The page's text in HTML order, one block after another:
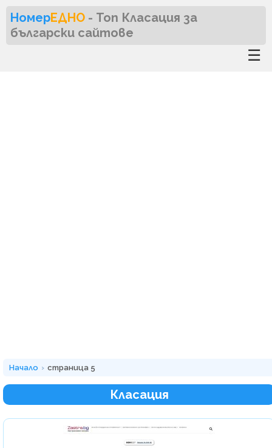
НомерЕДНО - Топ Класация за
български сайтове
☰
Начало страница 5
Класация